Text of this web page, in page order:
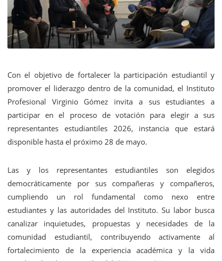
Con el objetivo de fortalecer la participación estudiantil y
promover el liderazgo dentro de la comunidad, el Instituto
Profesional Virginio Gómez invita a sus estudiantes a
participar en el proceso de votación para elegir a sus
representantes estudiantiles 2026, instancia que estará
disponible hasta el próximo 28 de mayo.
Las y los representantes estudiantiles son elegidos
democráticamente por sus compañeras y compañeros,
cumpliendo un rol fundamental como nexo entre
estudiantes y las autoridades del Instituto. Su labor busca
canalizar inquietudes, propuestas y necesidades de la
comunidad estudiantil, contribuyendo activamente al
fortalecimiento de la experiencia académica y la vida